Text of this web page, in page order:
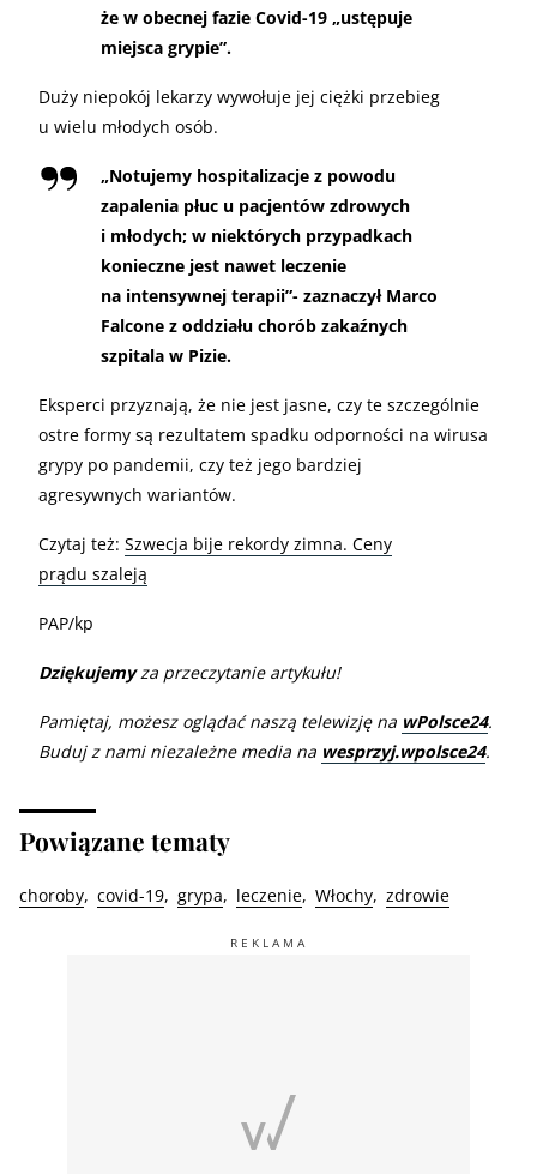
że w obecnej fazie Covid-19 „ustępuje
miejsca grypie”.
Duży niepokój lekarzy wywołuje jej ciężki przebieg
u wielu młodych osób.
„Notujemy hospitalizacje z powodu
zapalenia płuc u pacjentów zdrowych
i młodych; w niektórych przypadkach
konieczne jest nawet leczenie
na intensywnej terapii”- zaznaczył Marco
Falcone z oddziału chorób zakaźnych
szpitala w Pizie.
Eksperci przyznają, że nie jest jasne, czy te szczególnie
ostre formy są rezultatem spadku odporności na wirusa
grypy po pandemii, czy też jego bardziej
agresywnych wariantów.
Czytaj też: Szwecja bije rekordy zimna. Ceny
prądu szaleją
PAP/kp
Dziękujemyza przeczytanie artykułu!
Pamiętaj, możesz oglądać naszą telewizję na wPolsce24.
Buduj z nami niezależne media na wesprzyj.wpolsce24.
Powiązane tematy
choroby covid-19 grypa leczenie Włochy zdrowie